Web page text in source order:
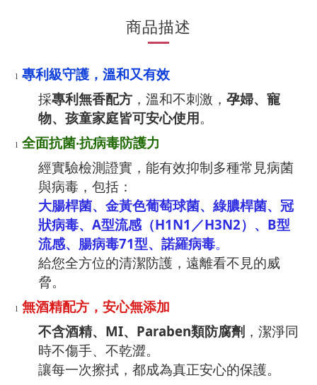
商品描述
l 專利級守護，溫和又有效
採專利無香配方 ，溫和不刺激， 孕婦、寵
物、孩童家庭皆可安心使用。
l 全面抗菌‧抗病毒防護力
經實驗檢測證實，能有效抑制多種常見病菌
與病毒，包括：
大腸桿菌、金黃色葡萄球菌、綠膿桿菌、冠
狀病毒、 A型流感（H1N1 ／H3N2）、 B型
流感、腸病毒71型、諾羅病毒。
給您全方位的清潔防護，遠離看不見的威
脅。
l 無酒精配方，安心無添加
不含酒精、 MI、 Paraben類防腐劑 ，潔淨同
時不傷手、不乾澀。
讓每一次擦拭，都成為真正安心的保護。